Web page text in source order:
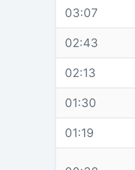
03:07
02:43
02:13
01:30
01:19